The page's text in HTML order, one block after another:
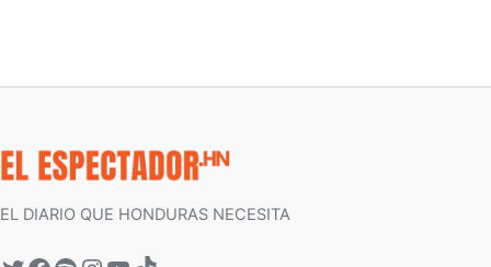
EL DIARIO QUE HONDURAS NECESITA